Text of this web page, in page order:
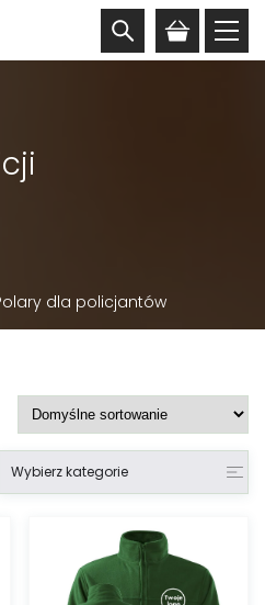
dla policjantów
Wybierz kategorie